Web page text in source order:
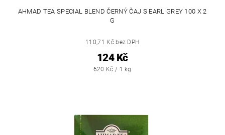
AHMAD TEA SPECIAL BLEND ČERNÝ ČAJ S EARL GREY 100 X 2
G
110,71 Kč bez DPH
124 Kč
620 Kč / 1 kg